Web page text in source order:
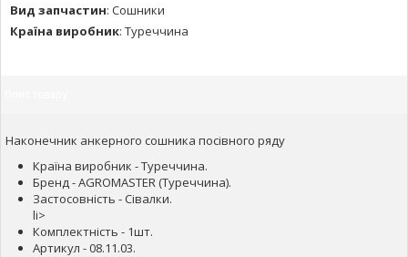
Вид запчастин: Сошники
Країна виробник: Туреччина
Наконечник анкерного сошника посівного ряду
Країна виробник - Туреччина.
Бренд - AGROMASTER (Туреччина).
Застосовність - Сівалки.
li>
Комплектність - 1шт.
Артикул - 08.11.03.